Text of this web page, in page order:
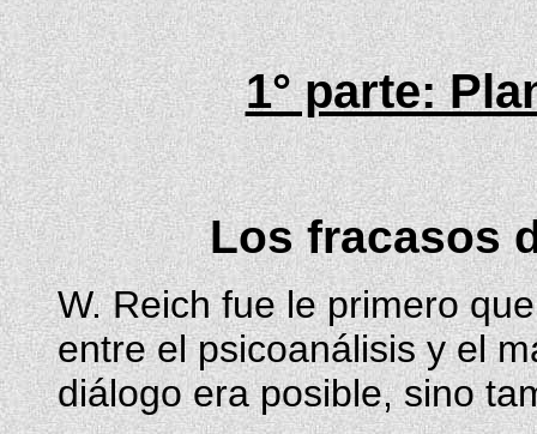
1° parte:
Los fracasos
W. Reich fue le primero
entre el psicoanálisis y el
diálogo era posible, sino